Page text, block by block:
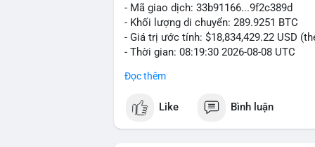
- Mã giao dịch: 33b91166...9f2c389d
- Khối lượng di chuyển: 289.9251 BTC
- Giá trị ước tính: $18,834,429.22 USD
- Thời gian: 08:19:30 2026-08-08 UTC
Nhận định phân tích:
chưa xác nhận cho thấy dấu hiệu của
mục. Với mức giá hiện tại, động thái
Đọc thêm
Like Bình luận